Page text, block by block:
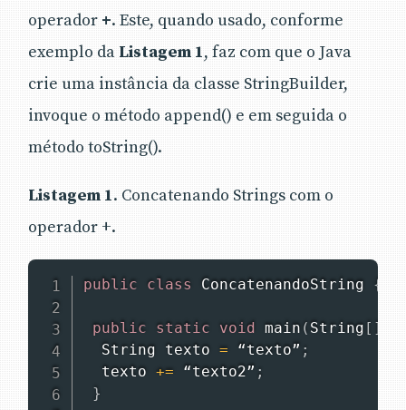
operador +. Este, quando usado, conforme
exemplo da Listagem 1, faz com que o Java
crie uma instância da classe StringBuilder,
invoque o método append() e em seguida o
método toString().
Listagem 1. Concatenando Strings com o
operador +.
public class ConcatenandoString {
public static void main ( String [ ]
String texto = “texto” ;
  texto
+= “texto2” ;
}